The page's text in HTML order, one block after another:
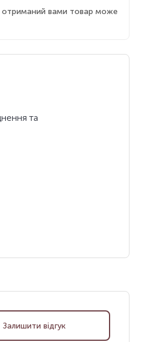
отриманий вами товар може
та
Залишити відгук